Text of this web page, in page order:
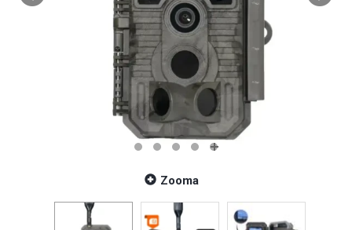
Zooma